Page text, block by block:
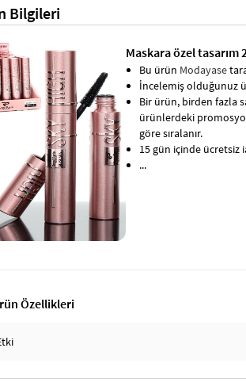
Bilgileri
Maskara özel tasarım
Bu ürün Modayase
İncelemiş olduğunuz
Bir ürün, birden fazla
ürünlerdeki
göre sıralanır.
15 gün içinde ücretsiz
...
Özellikleri